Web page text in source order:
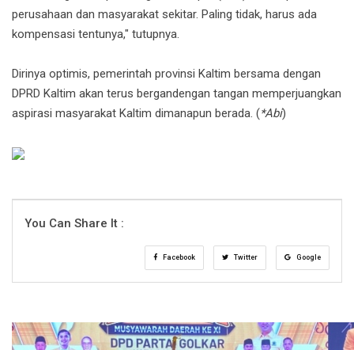
perusahaan dan masyarakat sekitar. Paling tidak, harus ada
kompensasi tentunya," tutupnya.
‎Dirinya optimis, pemerintah provinsi Kaltim bersama dengan
DPRD Kaltim akan terus bergandengan tangan memperjuangkan
aspirasi masyarakat Kaltim dimanapun berada. (*Abi)
You Can Share It :
Facebook Twitter Google